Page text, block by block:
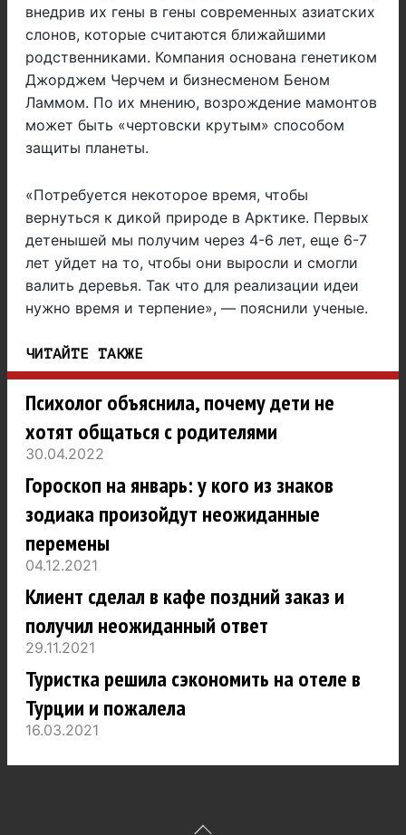
внедрив их гены в гены современных азиатских
слонов, которые считаются ближайшими
родственниками. Компания основана генетиком
Джорджем Черчем и бизнесменом Беном
Ламмом. По их мнению, возрождение мамонтов
может быть «чертовски крутым» способом
защиты планеты.
«Потребуется некоторое время, чтобы
вернуться к дикой природе в Арктике. Первых
детенышей мы получим через 4-6 лет, еще 6-7
лет уйдет на то, чтобы они выросли и смогли
валить деревья. Так что для реализации идеи
нужно время и терпение», — пояснили ученые.
ЧИТАЙТЕ ТАКЖЕ
Психолог объяснила, почему дети не
хотят общаться с родителями
30.04.2022
Гороскоп на январь: у кого из знаков
зодиака произойдут неожиданные
перемены
04.12.2021
Клиент сделал в кафе поздний заказ и
получил неожиданный ответ
29.11.2021
Туристка решила сэкономить на отеле в
Турции и пожалела
16.03.2021